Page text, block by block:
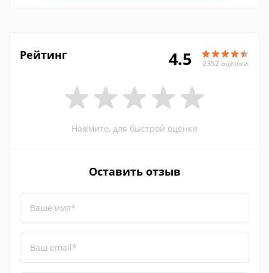
Рейтинг 4.5 2352 оценки
Нажмите, для быстрой оценки
Оставить отзыв
Ваше имя*
Ваш email*